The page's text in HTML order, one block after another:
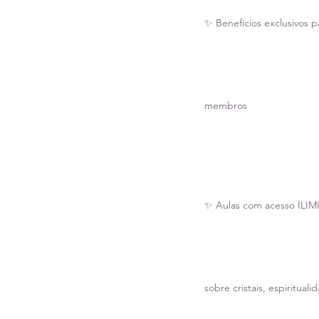
✨ Benefícios exclusivos
membros
✨ Aulas com acesso
sobre cristais,